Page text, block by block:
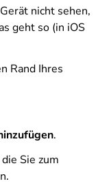
nicht sehen,
geht so (in iOS
Rand Ihres
.
Sie zum